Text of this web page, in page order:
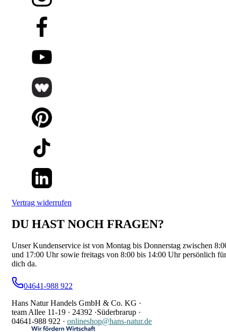
Vertrag widerrufen
DU HAST NOCH FRAGEN?
Unser Kundenservice ist von Montag bis Donnerstag zwischen
und 17:00 Uhr sowie freitags von 8:00 bis 14:00 Uhr persönlich für
dich da.
04641-988 922
Hans Natur Handels GmbH & Co. KG ·
team Allee 11-19 · 24392 ·Süderbrarup ·
04641-988 922 · onlineshop@hans-natur.de